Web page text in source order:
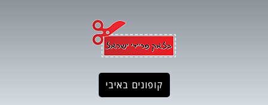
קופונים באיבי